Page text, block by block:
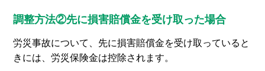
調整方法②先に損害賠償金を受け取った場合
労災事故について、先に損害賠償金を受け取っていると
きには、労災保険金は控除されます。